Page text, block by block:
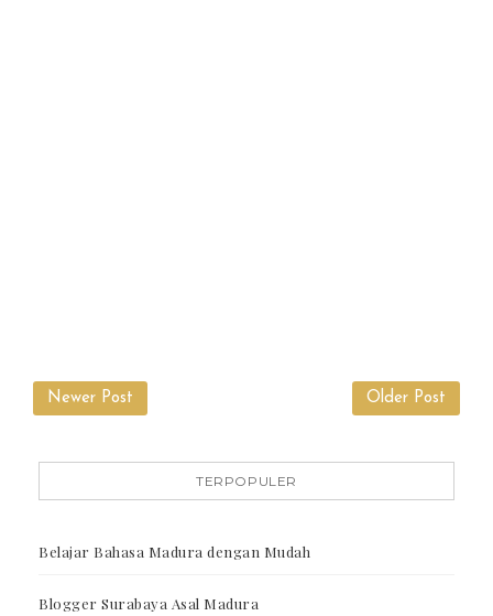
Newer Post Older Post
TERPOPULER
Belajar Bahasa Madura dengan Mudah
Blogger Surabaya Asal Madura